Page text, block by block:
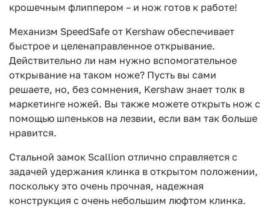
крошечным флиппером – и нож готов к работе!
Механизм SpeedSafe от Kershaw обеспечивает
быстрое и целенаправленное открывание.
Действительно ли нам нужно вспомогательное
открывание на таком ноже? Пусть вы сами
решаете, но, без сомнения, Kershaw знает толк в
маркетинге ножей. Вы также можете открыть нож с
помощью шпеньков на лезвии, если вам так больше
нравится.
Стальной замок Scallion отлично справляется с
задачей удержания клинка в открытом положении,
поскольку это очень прочная, надежная
конструкция с очень небольшим люфтом клинка.